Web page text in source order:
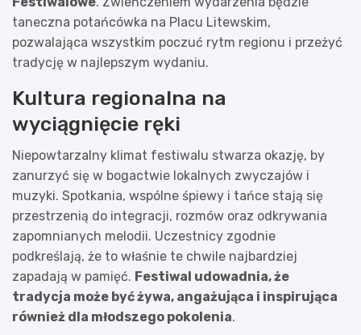
taneczna potańcówka na Placu Litewskim,
pozwalająca wszystkim poczuć rytm regionu i przeżyć
tradycję w najlepszym wydaniu.
Kultura regionalna na
wyciągnięcie ręki
Niepowtarzalny klimat festiwalu stwarza okazję, by
zanurzyć się w bogactwie lokalnych zwyczajów i
muzyki. Spotkania, wspólne śpiewy i tańce stają się
przestrzenią do integracji, rozmów oraz odkrywania
zapomnianych melodii. Uczestnicy zgodnie
podkreślają, że to właśnie te chwile najbardziej
zapadają w pamięć. Festiwal udowadnia, że
tradycja może być żywa, angażująca i inspirująca
również dla młodszego pokolenia.